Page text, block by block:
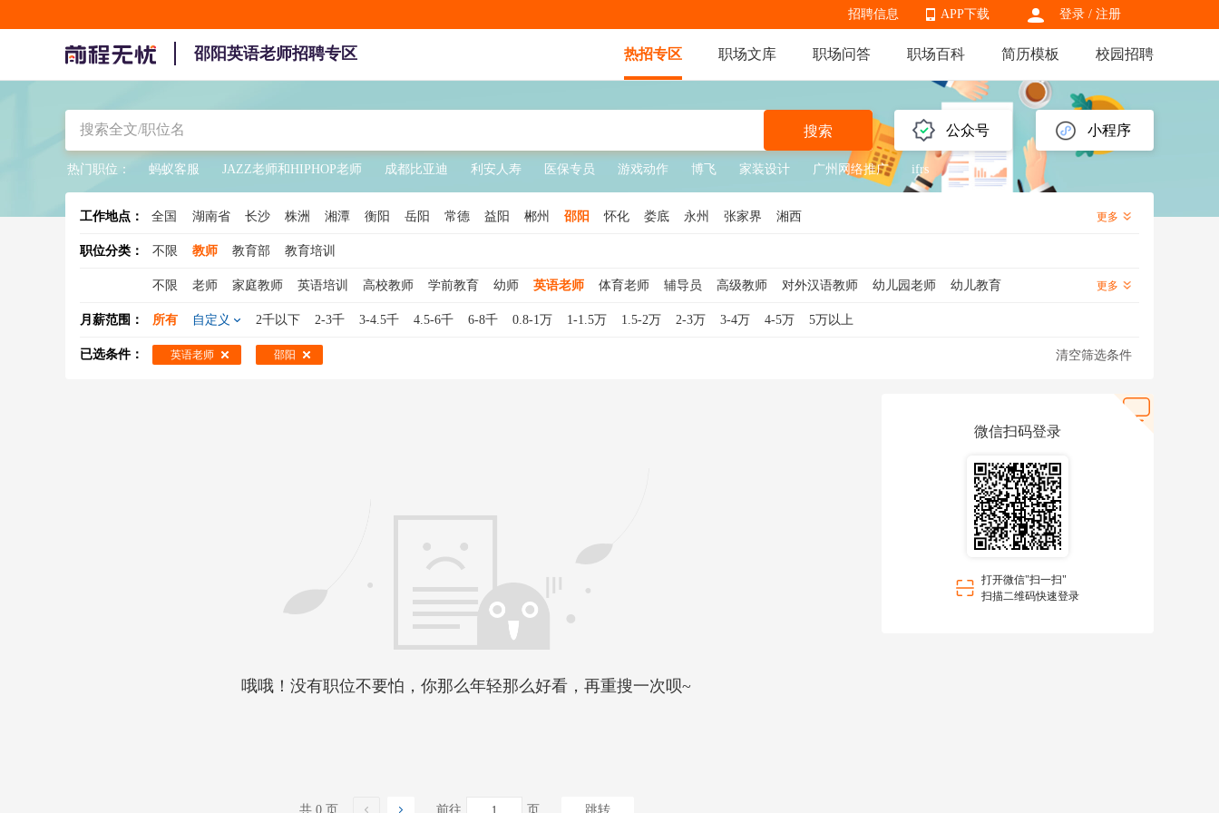
登录 / 注册
APP下载
APP下载
招聘信息
邵阳英语老师招聘专区 热招专区 职场文库 职场问答 职场百科 简历模板 校园招聘
公众号 小程序
搜索
热门职位： 蚂蚁客服 JAZZ老师和HIPHOP老师 成都比亚迪 利安人寿 医保专员 游戏动作 博飞 家装设计 广州网络推广 ifrs
工作地点： 全国 湖南省 长沙 株洲 湘潭 衡阳 岳阳 常德 益阳 郴州 邵阳 怀化 娄底 永州 张家界 湘西 更多
职位分类： 不限 教师 教育部 教育培训
不限 老师 家庭教师 英语培训 高校教师 学前教育 幼师 英语老师 体育老师 辅导员 高级教师 对外汉语教师 幼儿园老师
幼儿教育
助教
代课老师 幼儿教师 小学教师 语文老师 生活老师 美术老师 院长 数学老师 日语老师 口译 小学老师
英语教师
体育教师 招生老师
更多
月薪范围： 所有 自定义 2千以下 2-3千 3-4.5千 4.5-6千 6-8千 0.8-1万 1-1.5万 1.5-2万 2-3万 3-4万 4-5万 5万以上
已选条件： 英语老师 邵阳 清空筛选条件
哦哦！没有职位不要怕，你那么年轻那么好看，再重搜一次呗~
共 0 页 前往 页 跳转
微信扫码登录
打开微信"扫一扫"
扫描二维码快速登录